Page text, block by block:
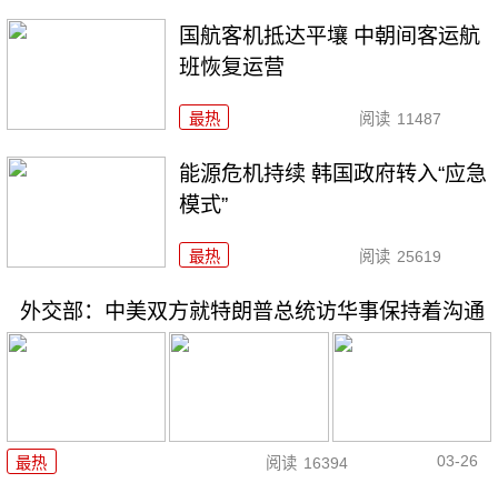
国航客机抵达平壤 中朝间客运航
班恢复运营
最热 阅读 11487
能源危机持续 韩国政府转入“应急
模式”
最热 阅读 25619
外交部：中美双方就特朗普总统访华事保持着沟通
最热 阅读 16394 03-26